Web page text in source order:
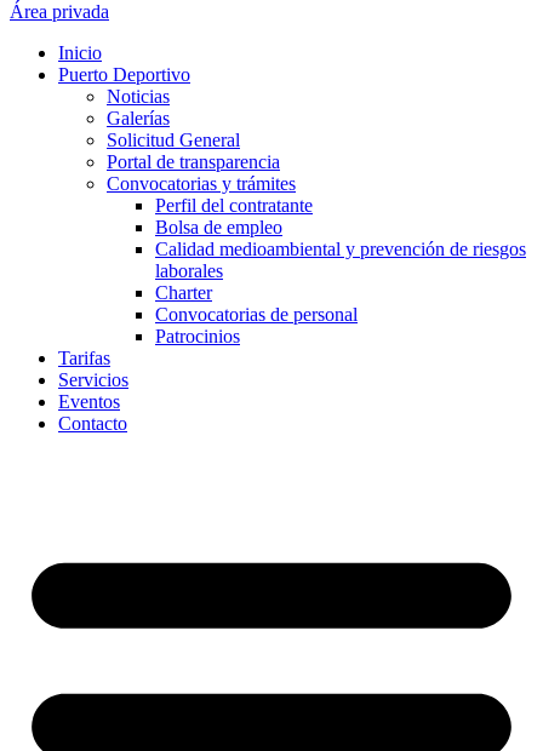
Área privada
Inicio
Puerto Deportivo
Noticias
Galerías
Solicitud General
Portal de transparencia
Convocatorias y trámites
Perfil del contratante
Bolsa de empleo
Calidad medioambiental y prevención de riesgos
laborales
Charter
Convocatorias de personal
Patrocinios
Tarifas
Servicios
Eventos
Contacto